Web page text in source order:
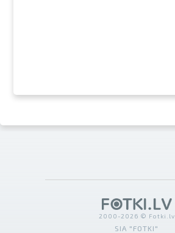
2000-2026 © Fotki.lv
SIA "FOTKI"